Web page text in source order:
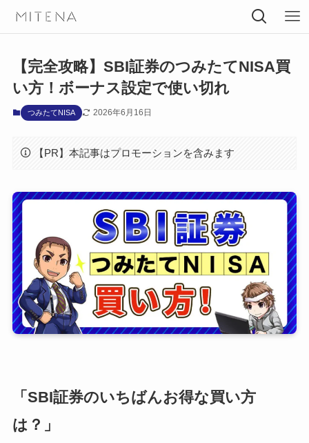
【完全攻略】SBI証券のつみたてNISA買
い方！ボーナス設定で使い切れ
つみたてNISA 2026年6月16日
【PR】本記事はプロモーションを含みます
「SBI証券のいちばんお得な買い方
は？」